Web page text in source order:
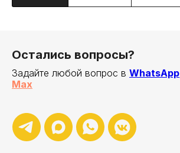
Остались вопросы?
Задайте любой вопрос в WhatsApp
Max